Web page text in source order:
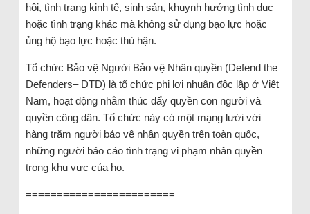
hội, tình trạng kinh tế, sinh sản, khuynh hướng tình dục
hoặc tình trạng khác mà không sử dụng bạo lực hoặc
ủng hộ bạo lực hoặc thù hận.
Tổ chức Bảo vệ Người Bảo vệ Nhân quyền (Defend the
Defenders– DTD) là tổ chức phi lợi nhuận độc lập ở Việt
Nam, hoạt động nhằm thúc đẩy quyền con người và
quyền công dân. Tổ chức này có một mạng lưới với
hàng trăm người bảo vệ nhân quyền trên toàn quốc,
những người báo cáo tình trạng vi phạm nhân quyền
trong khu vực của họ.
========================